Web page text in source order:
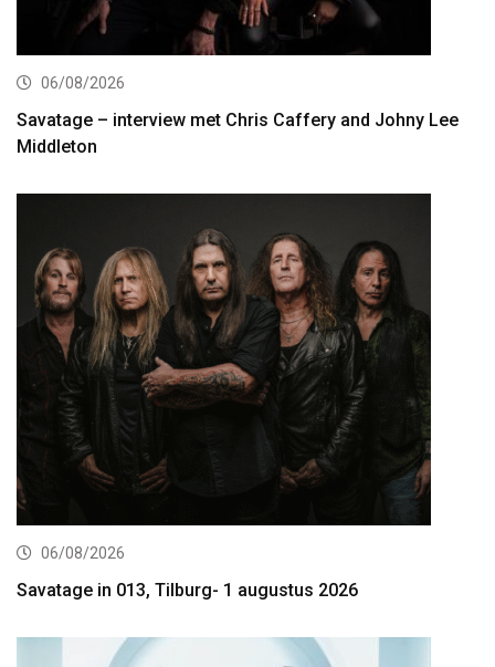
06/08/2026
Savatage – interview met Chris Caffery and Johny Lee
Middleton
06/08/2026
Savatage in 013, Tilburg- 1 augustus 2026